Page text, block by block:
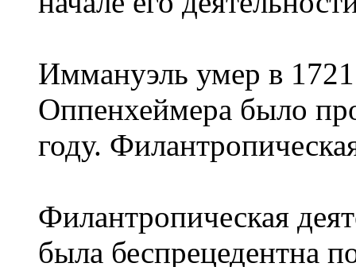
Иммануэль умер в
Оппенхеймера было
году.
Филантропическая
была беспрецедентна